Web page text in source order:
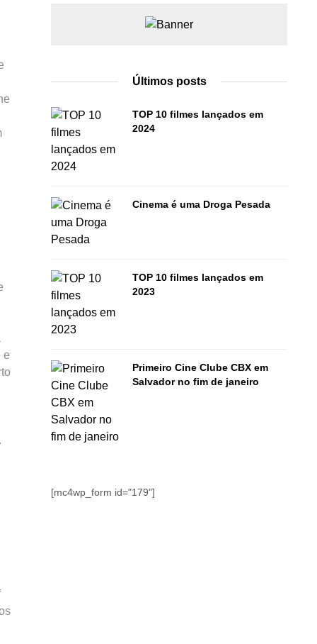
e
Últimos posts
TOP 10 filmes lançados em
2024
Cinema é uma Droga Pesada
TOP 10 filmes lançados em
2023
Primeiro Cine Clube CBX em
Salvador no fim de janeiro
[mc4wp_form id="179"]